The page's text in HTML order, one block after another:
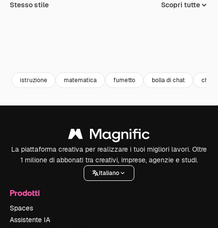
Stesso stile Scopri tutte
istruzione matematica fumetto bolla di chat chat
La piattaforma creativa per realizzare i tuoi migliori lavori. Oltre
1 milione di abbonati tra creativi, imprese, agenzie e studi.
Italiano
Prodotti
Spaces
Assistente IA